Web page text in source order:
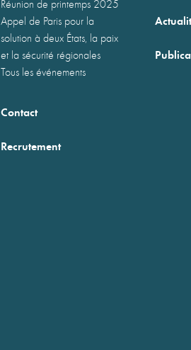
Réunion de printemps 2025
Appel de Paris pour la
solution à deux États, la paix
et la sécurité régionales
Tous les événements
Contact
Recrutement